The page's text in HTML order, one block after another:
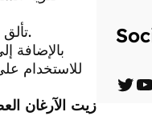
5. تألق ولمعان الشعر: يمكن استخدام زيت الأرغان كمستحضر تجميلي لإضفاء لمعان وتألق على الشعر.
بالإضافة
للاستخدام
زيت الآرغان
T Y